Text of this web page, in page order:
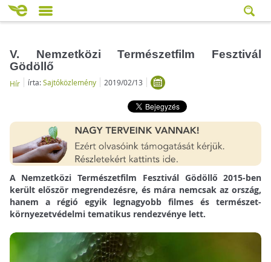
V. Nemzetközi Természetfilm Fesztivál
Gödöllő
Hír írta:Sajtóközlemény 2019/02/13
A Nemzetközi Természetfilm Fesztivál Gödöllő 2015-ben
került először megrendezésre, és mára nemcsak az ország,
hanem a régió egyik legnagyobb filmes és természet-
környezetvédelmi tematikus rendezvénye lett.